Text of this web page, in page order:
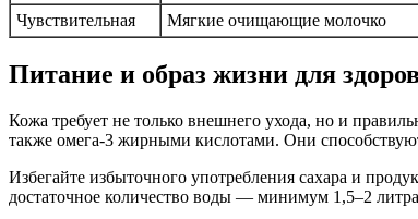
Чувствительная
Мягкие очищающие молочко
Питание и образ жизни для
Кожа требует не только внешнего ухода, но и
также омега-3 жирными кислотами. Они
Избегайте избыточного употребления сахара и
достаточное количество воды — минимум 1,5–2